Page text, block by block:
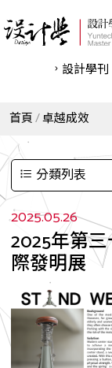
設計學刊
首頁 卓越成效
分類列表
2025.05.26
2025年第
際發明展